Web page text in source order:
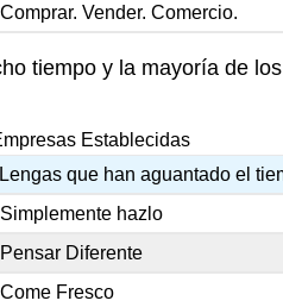
Comprar. Vender. Comercio.
tiempo y la mayoría de
Establecidas
Lengas que han aguantado el
Simplemente hazlo
Pensar Diferente
Come Fresco